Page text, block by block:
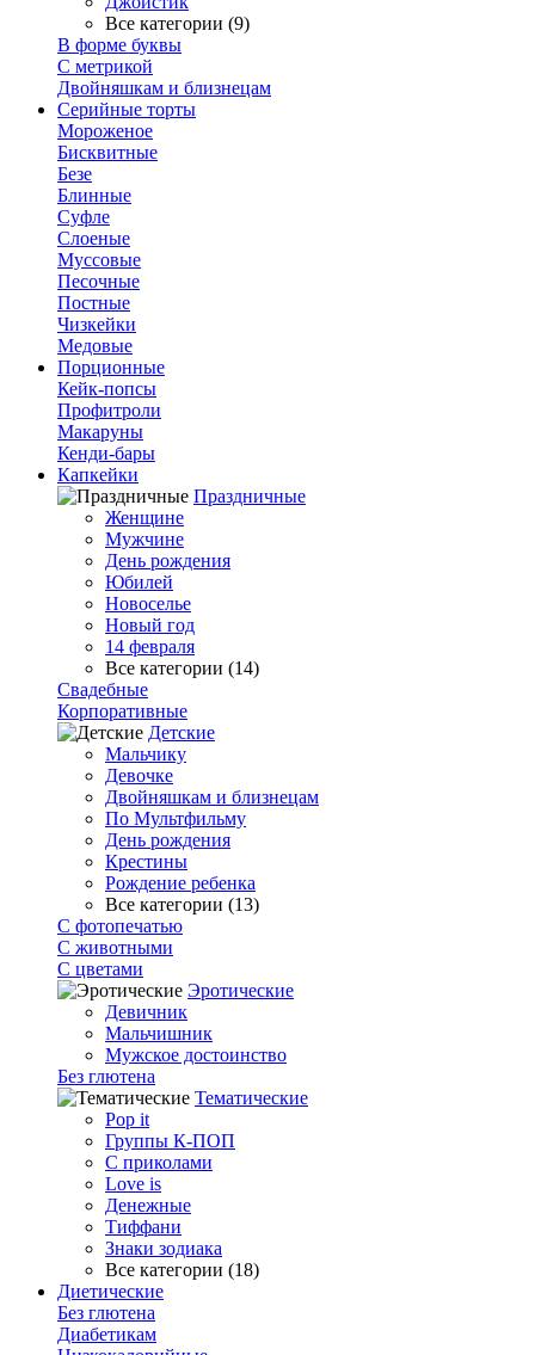
Все категории (9)
В форме буквы
С метрикой
Двойняшкам и близнецам
Серийные торты
Мороженое
Бисквитные
Безе
Блинные
Суфле
Слоеные
Муссовые
Песочные
Постные
Чизкейки
Медовые
Порционные
Кейк-попсы
Профитроли
Макаруны
Кенди-бары
Капкейки
Праздничные
Женщине
Мужчине
День рождения
Юбилей
Новоселье
Новый год
14 февраля
Все категории (14)
Свадебные
Корпоративные
Детские
Мальчику
Девочке
Двойняшкам и близнецам
По Мультфильму
День рождения
Крестины
Рождение ребенка
Все категории (13)
С фотопечатью
C животными
С цветами
Эротические
Девичник
Мальчишник
Мужское достоинство
Без глютена
Тематические
Pop it
Группы К-ПОП
С приколами
Love is
Денежные
Тиффани
Знаки зодиака
Все категории (18)
Диетические
Без глютена
Диабетикам